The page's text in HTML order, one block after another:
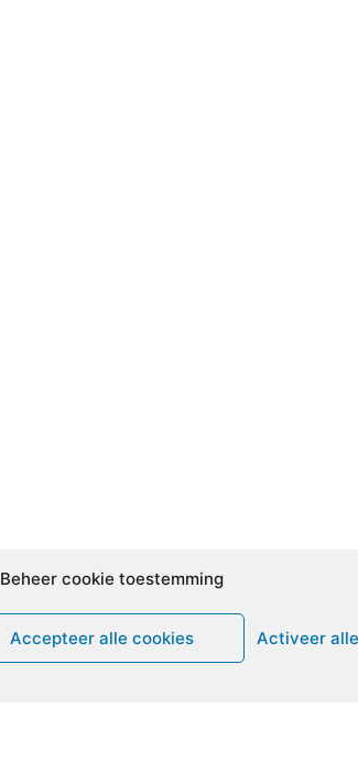
Beheer cookie toestemming
Accepteer alle cookies Activeer